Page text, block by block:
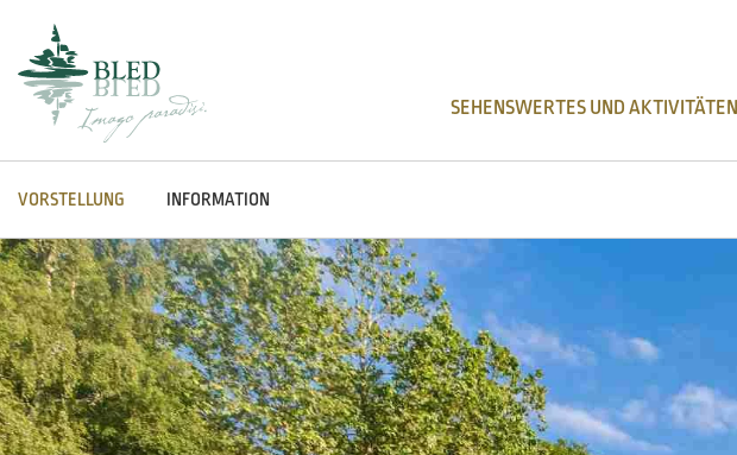
SEHENSWERTES UND AKTIVITÄTEN
VORSTELLUNG INFORMATION